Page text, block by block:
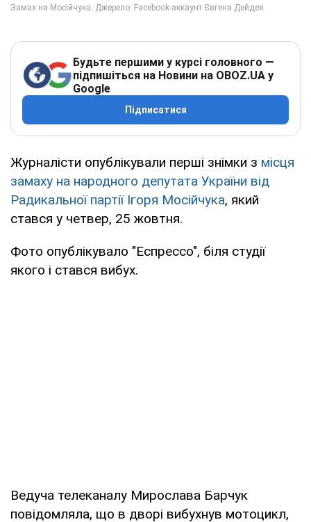
Будьте першими у курсі головного —
підпишіться на Новини на OBOZ.UA у
Google
Підписатися
Журналісти опублікували перші знімки з місця
замаху на народного депутата України від
Радикальної партії Ігоря Мосійчука, який
стався у четвер, 25 жовтня.
Фото опублікувало "Еспрессо", біля студії
якого і стався вибух.
Ведуча телеканалу Мирослава Барчук
повідомляла, що в дворі вибухнув мотоцикл,